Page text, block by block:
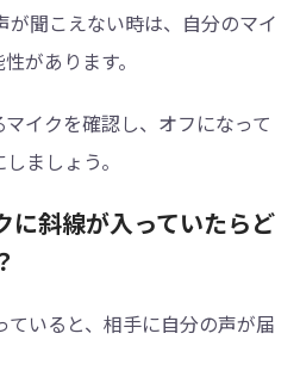
が聞こえない時は、自分のマイ
があります。
イクを確認し、オフになって
ましょう。
に斜線が入っていたらど
いると、相手に自分の声が届